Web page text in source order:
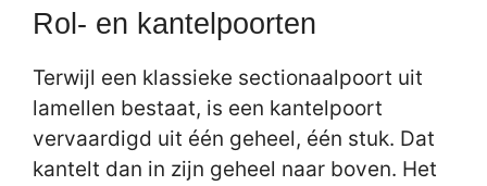
Rol- en kantelpoorten
Terwijl een klassieke sectionaalpoort uit
lamellen bestaat, is een kantelpoort
vervaardigd uit één geheel, één stuk. Dat
kantelt dan in zijn geheel naar boven. Het